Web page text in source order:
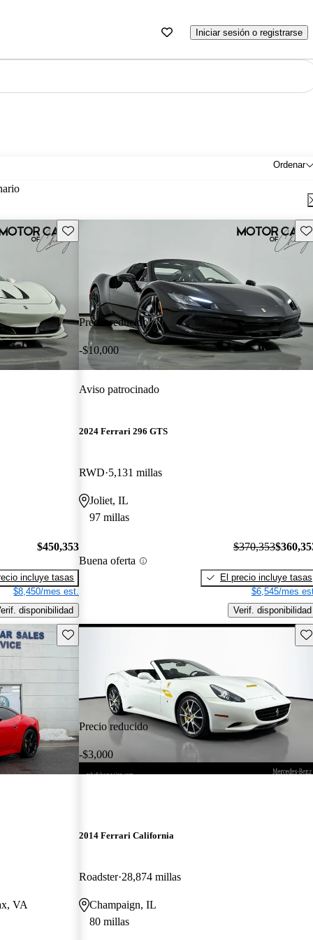
Iniciar sesión o registrarse
Ordenar
Guarda este Aviso
$450,353
incluye tasas
$8,450/mes est.
disponibilidad
Precio reducido
-$10,000
Aviso patrocinado
2024 Ferrari 296 GTS
RWD 5,131 millas
Joliet, IL
97 millas
Buena oferta
$370,353
El precio incluye tasas
$6,545/mes
Verif. disponibilidad
Guarda este Aviso
VA
Precio reducido
-$3,000
2014 Ferrari California
Roadster 28,874 millas
Champaign, IL
80 millas